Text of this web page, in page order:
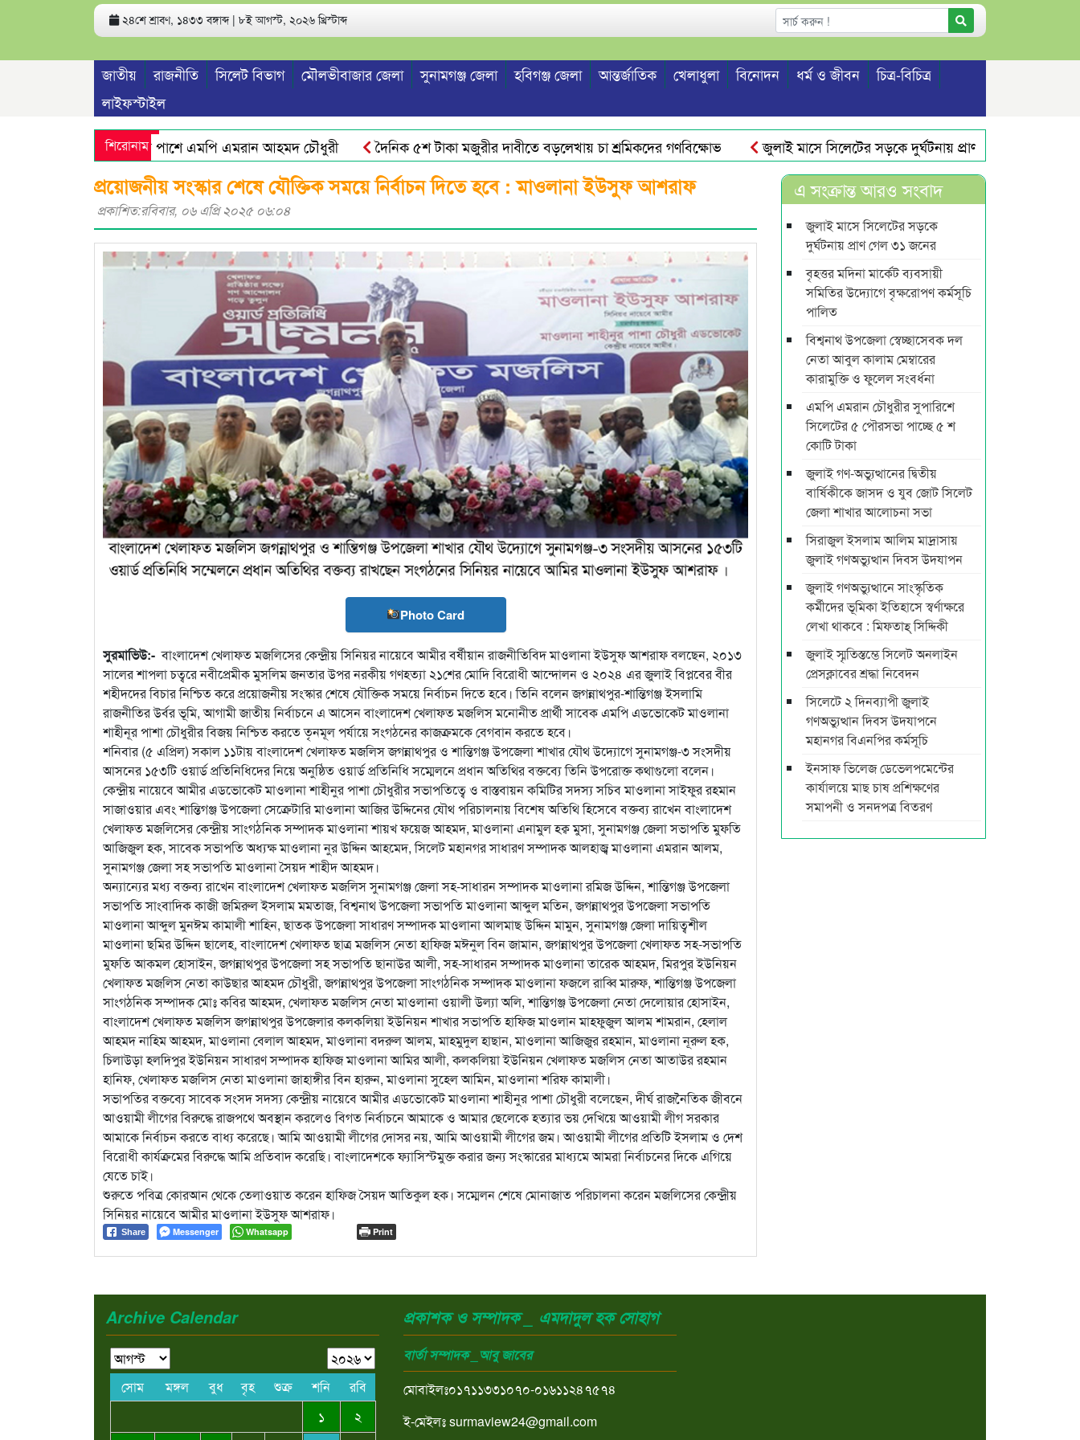
২৪শে শ্রাবণ, ১৪৩৩ বঙ্গাব্দ | ৮ই আগস্ট, ২০২৬ খ্রিস্টাব্দ
জাতীয় রাজনীতি সিলেট বিভাগ মৌলভীবাজার জেলা সুনামগঞ্জ জেলা হবিগঞ্জ জেলা আন্তর্জাতিক খেলাধুলা বিনোদন ধর্ম ও জীবন
চিত্র-বিচিত্র
লাইফস্টাইল
শিরোনাম
রিফাতের পরিবারের পাশে এমপি এমরান আহমদ চৌধুরী দৈনিক ৫শ টাকা মজুরীর দাবীতে বড়লেখায় চা শ্রমিকদের গণবিক্ষোভ জুলাই মাসে সিলেটের সড়কে দুর্ঘটনায় প্রাণ গেল ৩১ জনের
ইয়াবা ও নগদ অর্থসহ দুই মাদক কারবারি গ্রেপ্তার
এমপি তাহসিনা রুশদীর লুনা’র সঙ্গে দি ওয়ান পাউন্ড জেনারেল হসপিটালের ট্রাস্টিবৃন্দের মতবিনিময় সিলেটে বাকাসস-এর জেলা কমিটির
প্রয়োজনীয় সংস্কার শেষে যৌক্তিক সময়ে নির্বাচন দিতে হবে : মাওলানা ইউসুফ আশরাফ
প্রকাশিত:রবিবার, ০৬ এপ্রি ২০২৫ ০৬:০৪
Photo Card
সুরমাভিউ:-বাংলাদেশ খেলাফত মজলিসের কেন্দ্রীয় সিনিয়র নায়েবে আমীর বর্ষীয়ান রাজনীতিবিদ মাওলানা ইউসুফ আশরাফ বলছেন, ২০১৩
সালের শাপলা চত্বরে নবীপ্রেমীক মুসলিম জনতার উপর নরকীয় গণহত্যা ২১শের মোদি বিরোধী আন্দোলন ও ২০২৪ এর জুলাই বিপ্লবের বীর
শহীদদের বিচার নিশ্চিত করে প্রয়োজনীয় সংস্কার শেষে যৌক্তিক সময়ে নির্বাচন দিতে হবে। তিনি বলেন জগন্নাথপুর-শান্তিগঞ্জ ইসলামি
রাজনীতির উর্বর ভূমি, আগামী জাতীয় নির্বাচনে এ আসেন বাংলাদেশ খেলাফত মজলিস মনোনীত প্রার্থী সাবেক এমপি এডভোকেট মাওলানা
শাহীনূর পাশা চৌধুরীর বিজয় নিশ্চিত করতে তৃনমূল পর্যায়ে সংগঠনের কাজক্রমকে বেগবান করতে হবে।
শনিবার (৫ এপ্রিল) সকাল ১১টায় বাংলাদেশ খেলাফত মজলিস জগন্নাথপুর ও শান্তিগঞ্জ উপজেলা শাখার যৌথ উদ্যোগে সুনামগঞ্জ-৩ সংসদীয়
আসনের ১৫৩টি ওয়ার্ড প্রতিনিধিদের নিয়ে অনুষ্ঠিত ওয়ার্ড প্রতিনিধি সম্মেলনে প্রধান অতিথির বক্তব্যে তিনি উপরোক্ত কথাগুলো বলেন।
কেন্দ্রীয় নায়েবে আমীর এডভোকেট মাওলানা শাহীনুর পাশা চৌধুরীর সভাপতিত্বে ও বাস্তবায়ন কমিটির সদস্য সচিব মাওলানা সাইফুর রহমান
সাজাওয়ার এবং শান্তিগঞ্জ উপজেলা সেক্রেটারি মাওলানা আজির উদ্দিনের যৌথ পরিচালনায় বিশেষ অতিথি হিসেবে বক্তব্য রাখেন বাংলাদেশ
খেলাফত মজলিসের কেন্দ্রীয় সাংগঠনিক সম্পাদক মাওলানা শায়খ ফয়েজ আহমদ, মাওলানা এনামুল হক্ব মুসা, সুনামগঞ্জ জেলা সভাপতি মুফতি
আজিজুল হক, সাবেক সভাপতি অধ্যক্ষ মাওলানা নুর উদ্দিন আহমেদ, সিলেট মহানগর সাধারণ সম্পাদক আলহাজ্ব মাওলানা এমরান আলম,
সুনামগঞ্জ জেলা সহ সভাপতি মাওলানা সৈয়দ শাহীদ আহমদ।
অন্যান্যের মধ্য বক্তব্য রাখেন বাংলাদেশ খেলাফত মজলিস সুনামগঞ্জ জেলা সহ-সাধারন সম্পাদক মাওলানা রমিজ উদ্দিন, শান্তিগঞ্জ উপজেলা
সভাপতি সাংবাদিক কাজী জমিরুল ইসলাম মমতাজ, বিশ্বনাথ উপজেলা সভাপতি মাওলানা আব্দুল মতিন, জগন্নাথপুর উপজেলা সভাপতি
মাওলানা আব্দুল মুনঈম কামালী শাহিন, ছাতক উপজেলা সাধারণ সম্পাদক মাওলানা আলমাছ উদ্দিন মামুন, সুনামগঞ্জ জেলা দায়িত্বশীল
মাওলানা ছমির উদ্দিন ছালেহ, বাংলাদেশ খেলাফত ছাত্র মজলিস নেতা হাফিজ মঈনুল বিন জামান, জগন্নাথপুর উপজেলা খেলাফত সহ-সভাপতি
মুফতি আকমল হোসাইন, জগন্নাথপুর উপজেলা সহ সভাপতি ছানাউর আলী, সহ-সাধারন সম্পাদক মাওলানা তারেক আহমদ, মিরপুর ইউনিয়ন
খেলাফত মজলিস নেতা কাউছার আহমদ চৌধুরী, জগন্নাথপুর উপজেলা সাংগঠনিক সম্পাদক মাওলানা ফজলে রাব্বি মারুফ, শান্তিগঞ্জ উপজেলা
সাংগঠনিক সম্পাদক মোঃ কবির আহমদ, খেলাফত মজলিস নেতা মাওলানা ওয়ালী উল্যা অলি, শান্তিগঞ্জ উপজেলা নেতা দেলোয়ার হোসাইন,
বাংলাদেশ খেলাফত মজলিস জগন্নাথপুর উপজেলার কলকলিয়া ইউনিয়ন শাখার সভাপতি হাফিজ মাওলান মাহফুজুল আলম শামরান, হেলাল
আহমদ নাহিম আহমদ, মাওলানা বেলাল আহমদ, মাওলানা বদরুল আলম, মাহমুদুল হাছান, মাওলানা আজিজুর রহমান, মাওলানা নূরুল হক,
চিলাউড়া হলদিপুর ইউনিয়ন সাধারণ সম্পাদক হাফিজ মাওলানা আমির আলী, কলকলিয়া ইউনিয়ন খেলাফত মজলিস নেতা আতাউর রহমান
হানিফ, খেলাফত মজলিস নেতা মাওলানা জাহাঙ্গীর বিন হারুন, মাওলানা সুহেল আমিন, মাওলানা শরিফ কামালী।
সভাপতির বক্তব্যে সাবেক সংসদ সদস্য কেন্দ্রীয় নায়েবে আমীর এডভোকেট মাওলানা শাহীনুর পাশা চৌধুরী বলেছেন, দীর্ঘ রাজনৈতিক জীবনে
আওয়ামী লীগের বিরুদ্ধে রাজপথে অবস্থান করলেও বিগত নির্বাচনে আমাকে ও আমার ছেলেকে হত্যার ভয় দেখিয়ে আওয়ামী লীগ সরকার
আমাকে নির্বাচন করতে বাধ্য করেছে। আমি আওয়ামী লীগের দোসর নয়, আমি আওয়ামী লীগের জম। আওয়ামী লীগের প্রতিটি ইসলাম ও দেশ
বিরোধী কার্যক্রমের বিরুদ্ধে আমি প্রতিবাদ করেছি। বাংলাদেশকে ফ্যাসিস্টমুক্ত করার জন্য সংস্কারের মাধ্যমে আমরা নির্বাচনের দিকে এগিয়ে
যেতে চাই।
শুরুতে পবিত্র কোরআন থেকে তেলাওয়াত করেন হাফিজ সৈয়দ আতিকুল হক। সম্মেলন শেষে মোনাজাত পরিচালনা করেন মজলিসের কেন্দ্রীয়
সিনিয়র নায়েবে আমীর মাওলানা ইউসুফ আশরাফ।
Share Messenger Whatsapp Print
এ সংক্রান্ত আরও সংবাদ
জুলাই মাসে সিলেটের সড়কে
দুর্ঘটনায় প্রাণ গেল ৩১ জনের
বৃহত্তর মদিনা মার্কেট ব্যবসায়ী
সমিতির উদ্যোগে বৃক্ষরোপণ কর্মসূচি
পালিত
বিশ্বনাথ উপজেলা স্বেচ্ছাসেবক দল
নেতা আবুল কালাম মেম্বারের
কারামুক্তি ও ফুলেল সংবর্ধনা
এমপি এমরান চৌধুরীর সুপারিশে
সিলেটের ৫ পৌরসভা পাচ্ছে ৫ শ
কোটি টাকা
জুলাই গণ-অভ্যুত্থানের দ্বিতীয়
বার্ষিকীকে জাসদ ও যুব জোট সিলেট
জেলা শাখার আলোচনা সভা
সিরাজুল ইসলাম আলিম মাদ্রাসায়
জুলাই গণঅভ্যুত্থান দিবস উদযাপন
জুলাই গণঅভ্যুত্থানে সাংস্কৃতিক
কর্মীদের ভূমিকা ইতিহাসে স্বর্ণাক্ষরে
লেখা থাকবে : মিফতাহ্ সিদ্দিকী
জুলাই স্মৃতিস্তম্ভে সিলেট অনলাইন
প্রেসক্লাবের শ্রদ্ধা নিবেদন
সিলেটে ২ দিনব্যাপী জুলাই
গণঅভ্যুত্থান দিবস উদযাপনে
মহানগর বিএনপির কর্মসূচি
ইনসাফ ভিলেজ ডেভেলপমেন্টের
কার্যালয়ে মাছ চাষ প্রশিক্ষণের
সমাপনী ও সনদপত্র বিতরণ
Archive Calendar
সোম মঙ্গল বুধ বৃহ শুক্র শনি
রবি
১
২
প্রকাশক ও সম্পাদক _ এমদাদুল হক সোহাগ
বার্তা সম্পাদক _আবু জাবের
মোবাইলঃ০১৭১১৩৩১০৭০-০১৬১১২৪৭৫৭৪
ই-মেইলঃ surmaview24@gmail.com